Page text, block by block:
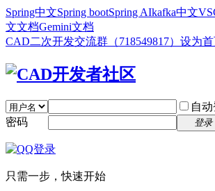
Spring中文Spring bootSpring AIkafka中文
文文档Gemini文档
CAD二次开发交流群（718549817） 设为
自
密码
登录
只需一步，快速开始